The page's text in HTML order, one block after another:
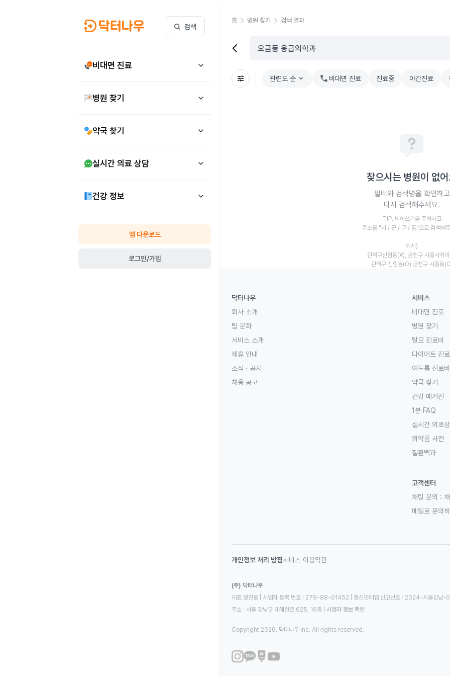
검색
비대면 진료
병원 찾기
약국 찾기
실시간 의료 상담
건강 정보
앱 다운로드
로그인/가입
홈 병원 찾기 검색 결과
관련도 순 chevron_right 비대면 진료 진료중 야간진료
찾으시는 병원이 없
필터와 검색명을 확인하고
다시 검색해주세요.
TIP. 띄어쓰기를 주의하고
주소를 "시 / 군 / 구 / 동"으로 검색해
예시)
관악구신림동(X), 금천구 시흥사거
관악구 신림동(O) 금천구 시흥동
닥터나우
회사 소개
팀 문화
서비스 소개
제휴 안내
소식 · 공지
채용 공고
서비스
비대면 진료
병원 찾기
탈모 진료비
다이어트 진료
여드름 진료비
약국 찾기
건강 매거진
1분 FAQ
실시간 의료
의약품 사전
질환백과
고객센터
채팅 문의 :
메일로 문의하
개인정보 처리 방침서비스 이용약관
(주) 닥터나우
대표 정진웅 | 사업자 등록 번호 : 279-88-01452 | 통신판매업 신고번호 : 2024-서울강남
주소 : 서울 강남구 테헤란로 625, 16층
사업자 정보 확인
Copyright 2026. 닥터나우 Inc. All rights reserved.